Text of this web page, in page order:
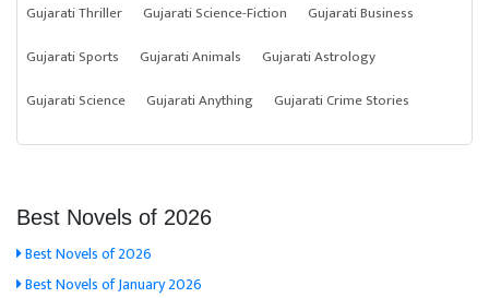
Gujarati Thriller
Gujarati Science-Fiction
Gujarati Business
Gujarati Sports
Gujarati Animals
Gujarati Astrology
Gujarati Science
Gujarati Anything Gujarati Crime Stories
Best Novels of 2026
Best Novels of 2026
Best Novels of January 2026